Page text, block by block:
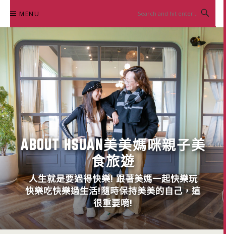
content
MENU
ABOUT HSUAN美美媽咪親子美
食旅遊
人生就是要過得快樂! 跟著美媽一起快樂玩
快樂吃快樂過生活!隨時保持美美的自己，這
很重要唷!